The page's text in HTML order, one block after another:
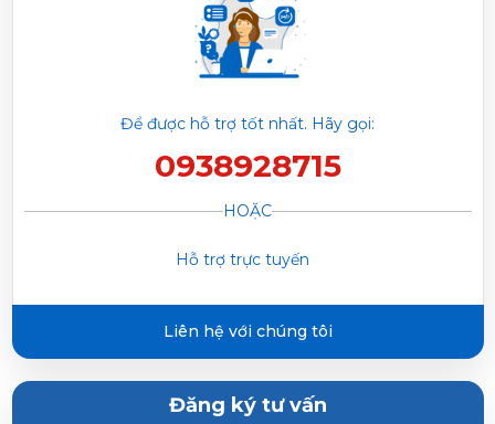
Trần Phước Hưng vừa đặt muaMáy giặt Samsung
Inverter 8 Kg
Huỳnh Thị Thanh Tĩnh vừa đặt muaMáy giặt Samsung
Để được hỗ trợ tốt nhất. Hãy gọi:
0938928715
HOẶC
Hỗ trợ trực tuyến
Liên hệ với chúng tôi
Đăng ký tư vấn